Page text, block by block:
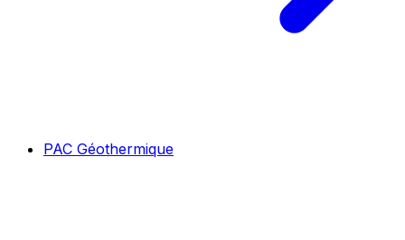
PAC Géothermique